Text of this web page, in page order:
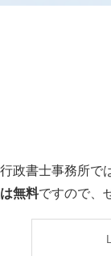
政書士事務所で
無料ですので、